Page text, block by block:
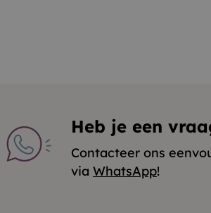
Heb je een
Contacteer ons
via WhatsApp!